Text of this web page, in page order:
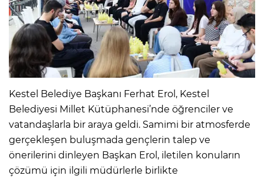
Kestel Belediye Başkanı Ferhat Erol, Kestel
Belediyesi Millet Kütüphanesi’nde öğrenciler ve
vatandaşlarla bir araya geldi. Samimi bir atmosferde
gerçekleşen buluşmada gençlerin talep ve
önerilerini dinleyen Başkan Erol, iletilen konuların
çözümü için ilgili müdürlerle birlikte